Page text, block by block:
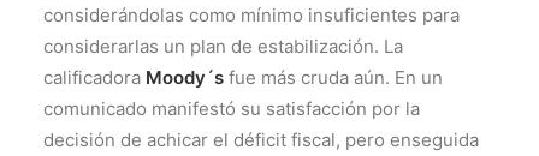
considerándolas como mínimo insuficientes para
considerarlas un plan de estabilización. La
calificadora Moody´s fue más cruda aún. En un
comunicado manifestó su satisfacción por la
decisión de achicar el déficit fiscal, pero enseguida